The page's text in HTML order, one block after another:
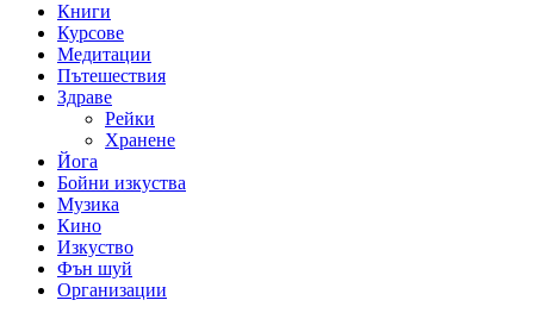
Книги
Курсове
Медитации
Пътешествия
Здраве
Рейки
Хранене
Йога
Бойни изкуства
Музика
Кино
Изкуство
Фън шуй
Организации